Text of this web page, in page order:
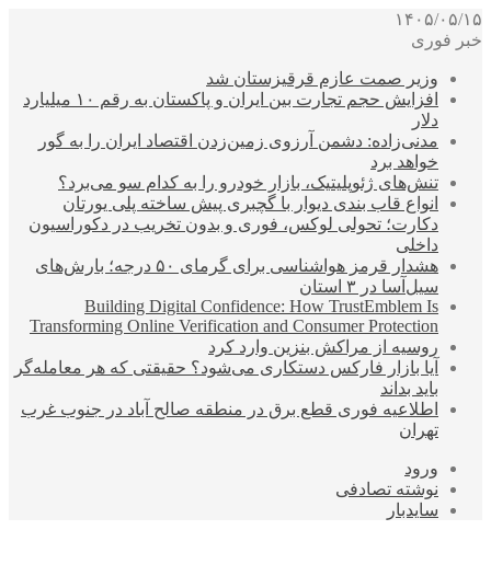
۱۴۰۵/۰۵/۱۵
خبر فوری
وزیر صمت عازم قرقیزستان شد
افزایش حجم تجارت بین ایران و پاکستان به رقم ۱۰ میلیارد
دلار
مدنی‌زاده: دشمن آرزوی زمین‌زدن اقتصاد ایران را به گور
خواهد برد
تنش‌های ژئوپلیتیک، بازار خودرو را به کدام سو می‌برد؟
انواع قاب بندی دیوار با گچبری پیش ساخته پلی یورتان
دکارت؛ تحولی لوکس، فوری و بدون تخریب در دکوراسیون
داخلی
هشدار قرمز هواشناسی برای گرمای ۵۰ درجه؛ بارش‌های
سیل‌آسا در ۳ استان
Building Digital Confidence: How TrustEmblem Is
Transforming Online Verification and Consumer Protection
روسیه از مراکش بنزین وارد کرد
آیا بازار فارکس دستکاری می‌شود؟ حقیقتی که هر معامله‌گر
باید بداند
اطلاعیه فوری قطع برق در منطقه صالح آباد در جنوب غرب
تهران
ورود
نوشته تصادفی
سایدبار